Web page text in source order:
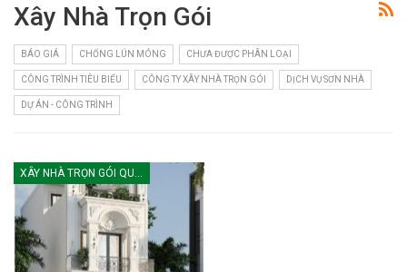
Xây Nhà Trọn Gói
BÁO GIÁ CHỐNG LÚN MÓNG CHƯA ĐƯỢC PHÂN LOẠI
CÔNG TRÌNH TIÊU BIỂU CÔNG TY XÂY NHÀ TRỌN GÓI DỊCH VỤ SƠN NHÀ
DỰ ÁN - CÔNG TRÌNH